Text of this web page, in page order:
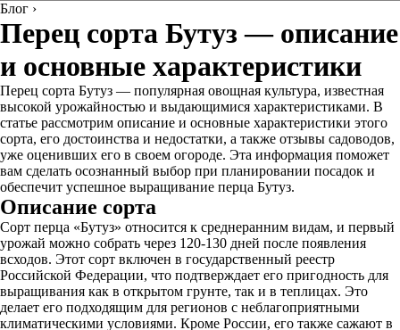
Блог ›
Перец сорта Бутуз — описание
и основные характеристики
Перец сорта Бутуз — популярная овощная культура, известная
высокой урожайностью и выдающимися характеристиками. В
статье рассмотрим описание и основные характеристики этого
сорта, его достоинства и недостатки, а также отзывы садоводов,
уже оценивших его в своем огороде. Эта информация поможет
вам сделать осознанный выбор при планировании посадок и
обеспечит успешное выращивание перца Бутуз.
Описание сорта
Сорт перца «Бутуз» относится к среднеранним видам, и первый
урожай можно собрать через 120-130 дней после появления
всходов. Этот сорт включен в государственный реестр
Российской Федерации, что подтверждает его пригодность для
выращивания как в открытом грунте, так и в теплицах. Это
делает его подходящим для регионов с неблагоприятными
климатическими условиями. Кроме России, его также сажают в